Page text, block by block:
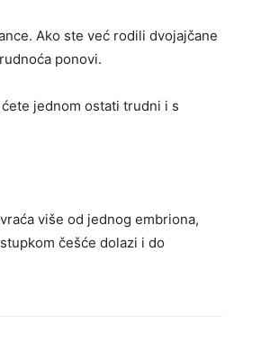
Ako ste već rodili dvojajčane
ponovi.
jednom ostati trudni i s
više od jednog embriona,
češće dolazi i do